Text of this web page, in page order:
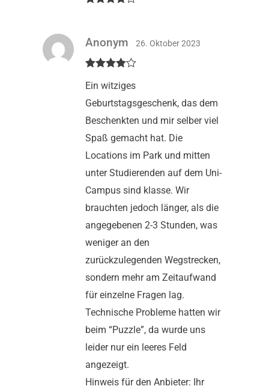
mit 4von
Anonym 26. Oktober 2023
Ein witziges
Geburtstagsgeschenk, das dem
Beschenkten und mir selber viel
Spaß gemacht hat. Die
Locations im Park und mitten
unter Studierenden auf dem Uni-
Campus sind klasse. Wir
brauchten jedoch länger, als die
angegebenen 2-3 Stunden, was
weniger an den
zurückzulegenden Wegstrecken,
sondern mehr am Zeitaufwand
für einzelne Fragen lag.
Technische Probleme hatten wir
beim “Puzzle”, da wurde uns
leider nur ein leeres Feld
angezeigt.
Hinweis für den Anbieter: Ihr